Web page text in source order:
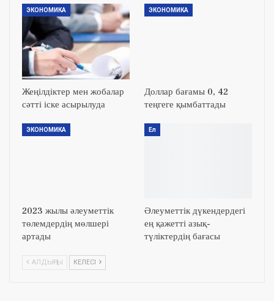
ЭКОНОМИКА
Жеңілдіктер мен жобалар
сәтті іске асырылуда
ЭКОНОМИКА
Доллар бағамы 0, 42
теңгеге қымбаттады
ЭКОНОМИКА
2023 жылы әлеуметтік
төлемдердің мөлшері
артады
Ел
Әлеуметтік дүкендердегі
ең қажетті азық-
түліктердің бағасы
АЛДЫҢҒЫ КЕЛЕСІ